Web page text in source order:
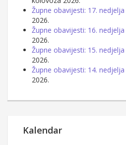
Župne obavijesti: 17.
2026.
Župne obavijesti: 16.
2026.
Župne obavijesti: 15.
2026.
Župne obavijesti: 14.
2026.
Kalendar